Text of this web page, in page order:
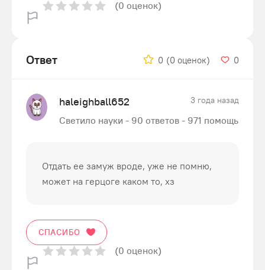
(0 оценок)
Ответ 0 (0 оценок) 0
haleighball652 3 года назад
Светило науки - 90 ответов - 971 помощь
Отдать ее замуж вроде, уже не помню,
может на герцоге каком то, хз
СПАСИБО
(0 оценок)